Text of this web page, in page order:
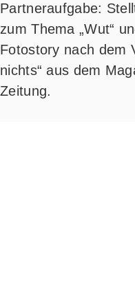
Part­ner­auf­ga­be:
zum The­ma „Wut“
Foto­sto­ry nach dem
nichts“ aus dem
Zeitung.